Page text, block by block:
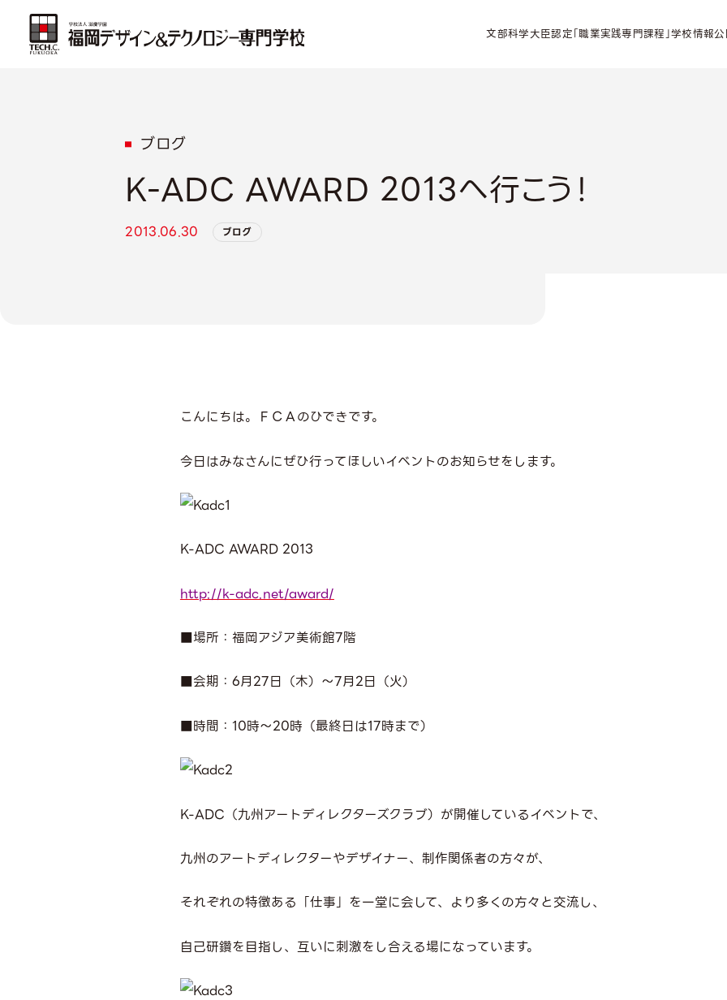
文部科学大臣認定「職業実践専門課程」学校情報
ブログ
K-ADC AWARD 2013へ行こう！
2013.06.30 ブログ
こんにちは。ＦＣＡのひできです。
今日はみなさんにぜひ行ってほしいイベントのお知らせをします。
K-ADC AWARD 2013
http://k-adc.net/award/
■場所：福岡アジア美術館7階
■会期： 6月27日（木）～7月2日（火）
■時間： 10時～20時（最終日は17時まで）
K-ADC （九州アートディレクターズクラブ）が開催しているイベントで、
九州のアートディレクターやデザイナー、制作関係者の方々が、
それぞれの特徴ある「仕事」を一堂に会して、より多くの方々と交流し、
自己研鑽を目指し、互いに刺激をし合える場になっています。